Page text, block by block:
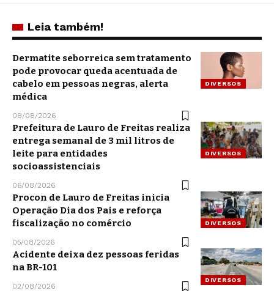
Leia também!
DIVERSOS
Dermatite seborreica sem tratamento
pode provocar queda acentuada de
cabelo em pessoas negras, alerta
médica
08/08/2026
DIVERSOS
Prefeitura de Lauro de Freitas realiza
entrega semanal de 3 mil litros de
leite para entidades
socioassistenciais
06/08/2026
DIVERSOS
Procon de Lauro de Freitas inicia
Operação Dia dos Pais e reforça
fiscalização no comércio
05/08/2026
DIVERSOS
Acidente deixa dez pessoas feridas
na BR-101
02/08/2026